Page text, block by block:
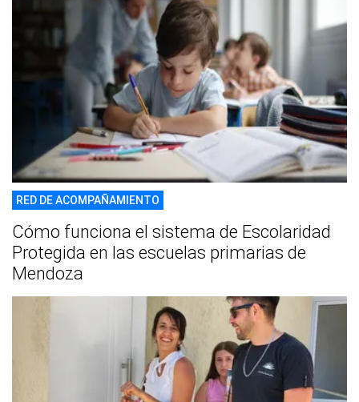
RED DE ACOMPAÑAMIENTO
Cómo funciona el sistema de Escolaridad
Protegida en las escuelas primarias de
Mendoza